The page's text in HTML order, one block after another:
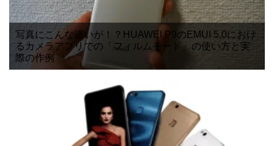
写真にこんな違いが！？HUAWEI P9のEMUI 5.0におけ
るカメラアプリでの「フィルムモード」の使い方と実
際の作例